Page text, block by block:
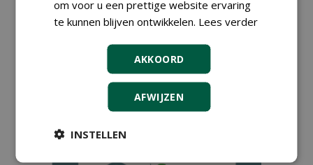
Vakblad De Hovenier
Stad + Groen
Boom-In-Business
om voor u een prettige website ervaring
te kunnen blijven ontwikkelen. Lees verder
AKKOORD
AFWIJZEN
INSTELLEN